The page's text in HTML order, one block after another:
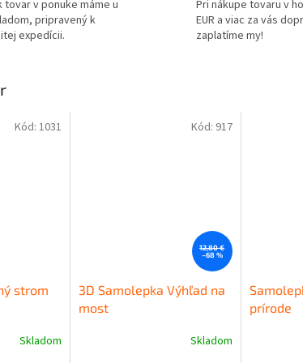
tovar v ponuke máme u
pripravený k
expedícii.
Pri nákupe tovaru v
EUR a viac za vás
zaplatíme my!
strom
Skladom
Kód: 1031
12,80 €
–68 %
3D Samolepka Výhľad na
most
Skladom
Kód: 917
prírode